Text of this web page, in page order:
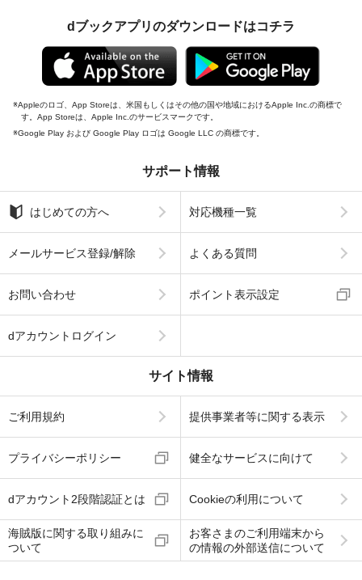
dブックアプリのダウンロードはコチラ
Appleのロゴ、App Storeは、米国もしくはその他の国や地域におけるApple Inc.の商標で
す。App Storeは、Apple Inc.のサービスマークです。
Google Play および Google Play ロゴは Google LLC の商標です。
サポート情報
はじめての方へ 対応機種一覧
メールサービス登録/解除 よくある質問
お問い合わせ ポイント表示設定
dアカウントログイン
サイト情報
ご利用規約 提供事業者等に関する表示
プライバシーポリシー 健全なサービスに向けて
dアカウント2段階認証とは Cookieの利用について
海賊版に関する取り組みに
ついて
お客さまのご利用端末から
の情報の外部送信について